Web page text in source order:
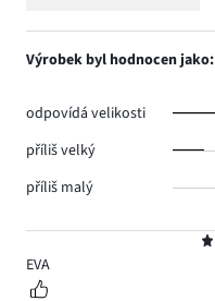
5
EVA
Výrobek byl hodnocen jako:
odpovídá velikosti
příliš velký
příliš malý